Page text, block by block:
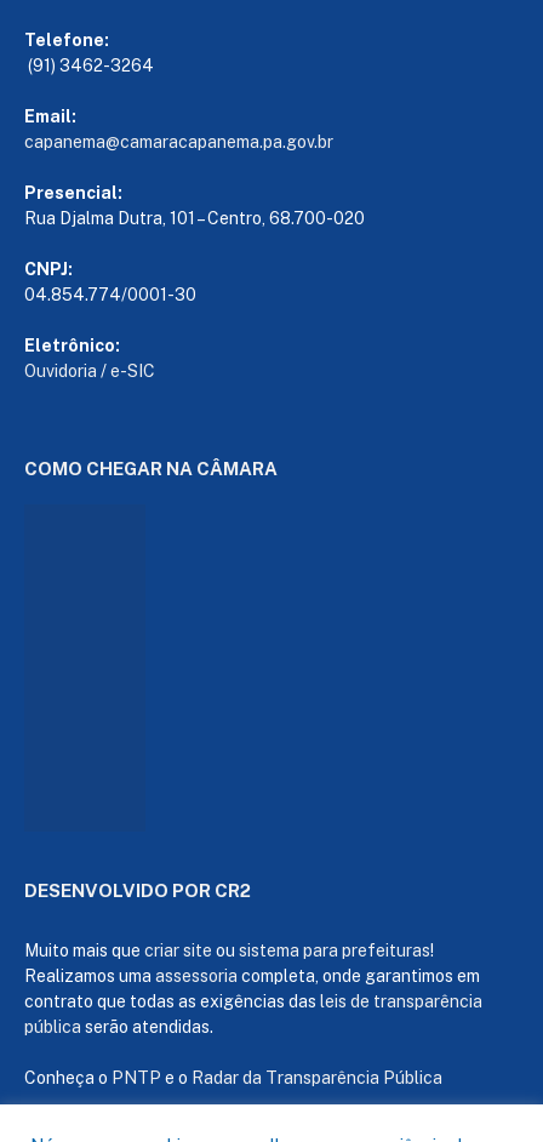
Telefone:
(91) 3462-3264
Email:
capanema@camaracapanema.pa.gov.br
Presencial:
Rua Djalma Dutra, 101 – Centro, 68.700-020
CNPJ:
04.854.774/0001-30
Eletrônico:
Ouvidoria /e-SIC
COMO CHEGAR NA CÂMARA
DESENVOLVIDO POR CR2
Muito mais que criar site ou sistema para prefeituras!
Realizamos uma assessoria completa, onde garantimos em
contrato que todas as exigências das leis de transparência
pública serão atendidas.
Conheça o PNTP e o Radar da Transparência Pública